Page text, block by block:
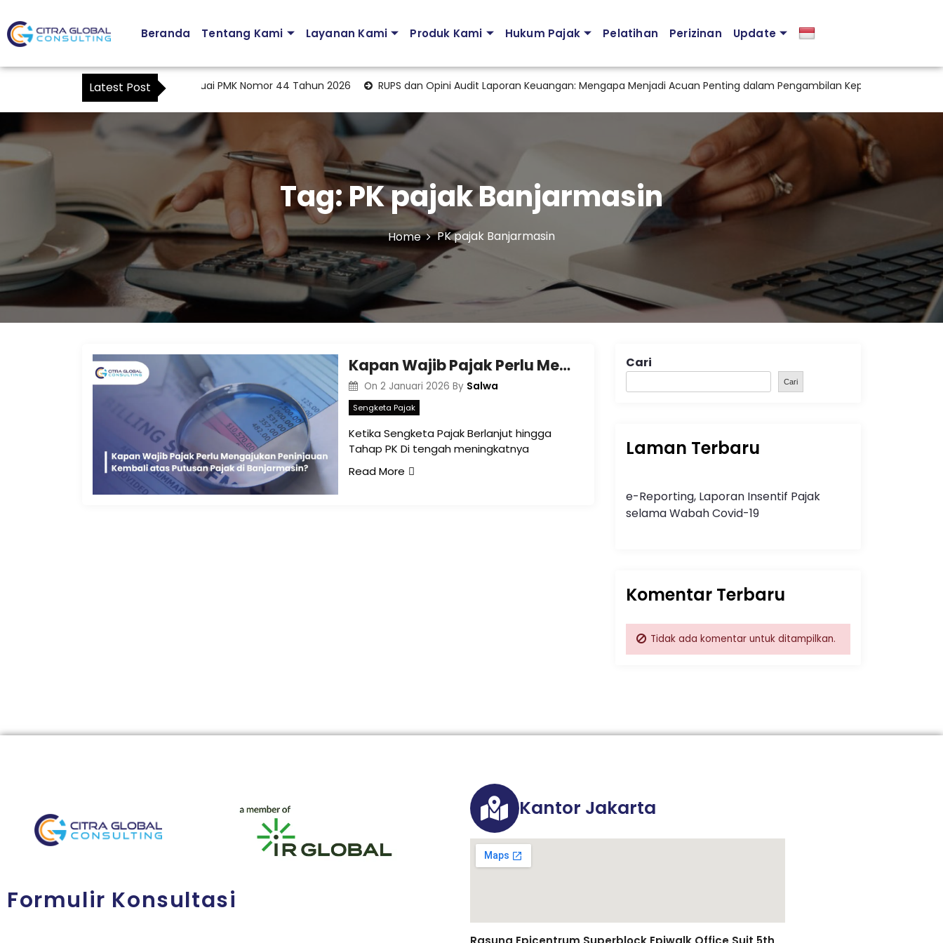
Beranda Tentang Kami Layanan Kami Produk Kami Hukum Pajak Pelatihan Perizinan Update
Latest Post
Khusus Pajak yang Benar Sesuai PMK Nomor 44 Tahun 2026 RUPS dan Opini Audit Laporan Keuangan: Mengapa Menjadi Acuan Penting dalam Pengambilan Keputusan Pemegang
Tag:PK pajak Banjarmasin
Home PK pajak Banjarmasin
Kapan Wajib Pajak Perlu Mengajukan Peninjauan Kembali atas Putusan Pajak di Banjarmasin?
On 2 Januari 2026 By Salwa
Sengketa Pajak
Ketika Sengketa Pajak Berlanjut hingga
Tahap PK Di tengah meningkatnya
Read More
Cari
Cari
Laman Terbaru
e-Reporting, Laporan Insentif Pajak
selama Wabah Covid-19
Komentar Terbaru
Tidak ada komentar untuk ditampilkan.
Formulir Konsultasi
Kantor Jakarta